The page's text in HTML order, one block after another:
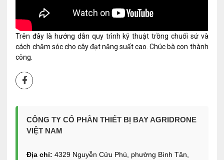
Trên đây là hướng dẫn quy trình kỹ thuật trồng chuối sứ và
cách chăm sóc cho cây đạt năng suất cao. Chúc bà con thành
công.
CÔNG TY CỔ PHẦN THIẾT BỊ BAY AGRIDRONE
VIỆT NAM
Địa chỉ: 4329 Nguyễn Cửu Phú, phường Bình Tân,